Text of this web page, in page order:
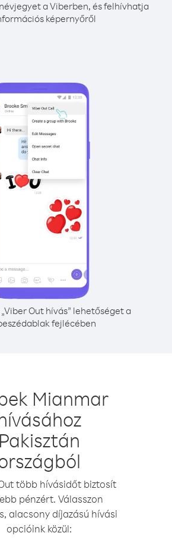
a Viberben, és felhívhatja
képernyőről
Out hívás” lehetőséget a
fejlécében
Mianmar
Pakisztán
több hívásidőt biztosít
pénzért. Válasszon
alacsony díjazású hívási
opcióink közül: